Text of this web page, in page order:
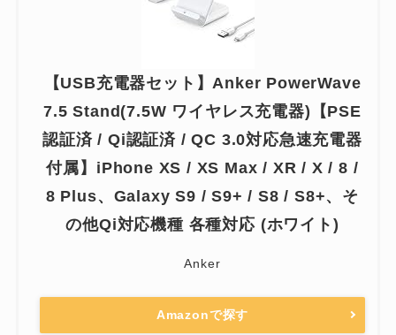
【USB充電器セット】Anker PowerWave
7.5 Stand(7.5W ワイヤレス充電器)【PSE
認証済 / Qi認証済 / QC 3.0対応急速充電器
付属】iPhone XS / XS Max / XR / X / 8 /
8 Plus、Galaxy S9 / S9+ / S8 / S8+、そ
の他Qi対応機種 各種対応 (ホワイト)
Anker
Amazonで探す